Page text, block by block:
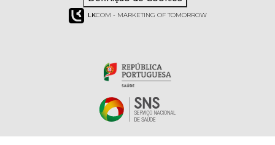
LKCOM - MARKETING OF TOMORROW